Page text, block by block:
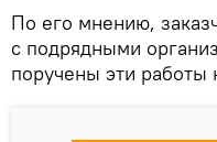
По его мнению,
с подрядными
поручены эти работы